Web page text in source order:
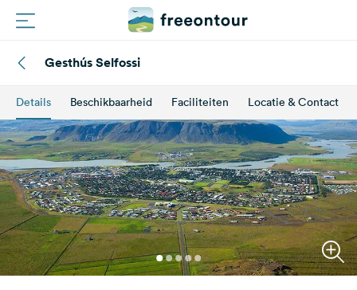
Campings
Magazine
Partners
Registreren
Inloggen
Gesthús Selfossi
Details Beschikbaarheid Faciliteiten Locatie & Contact